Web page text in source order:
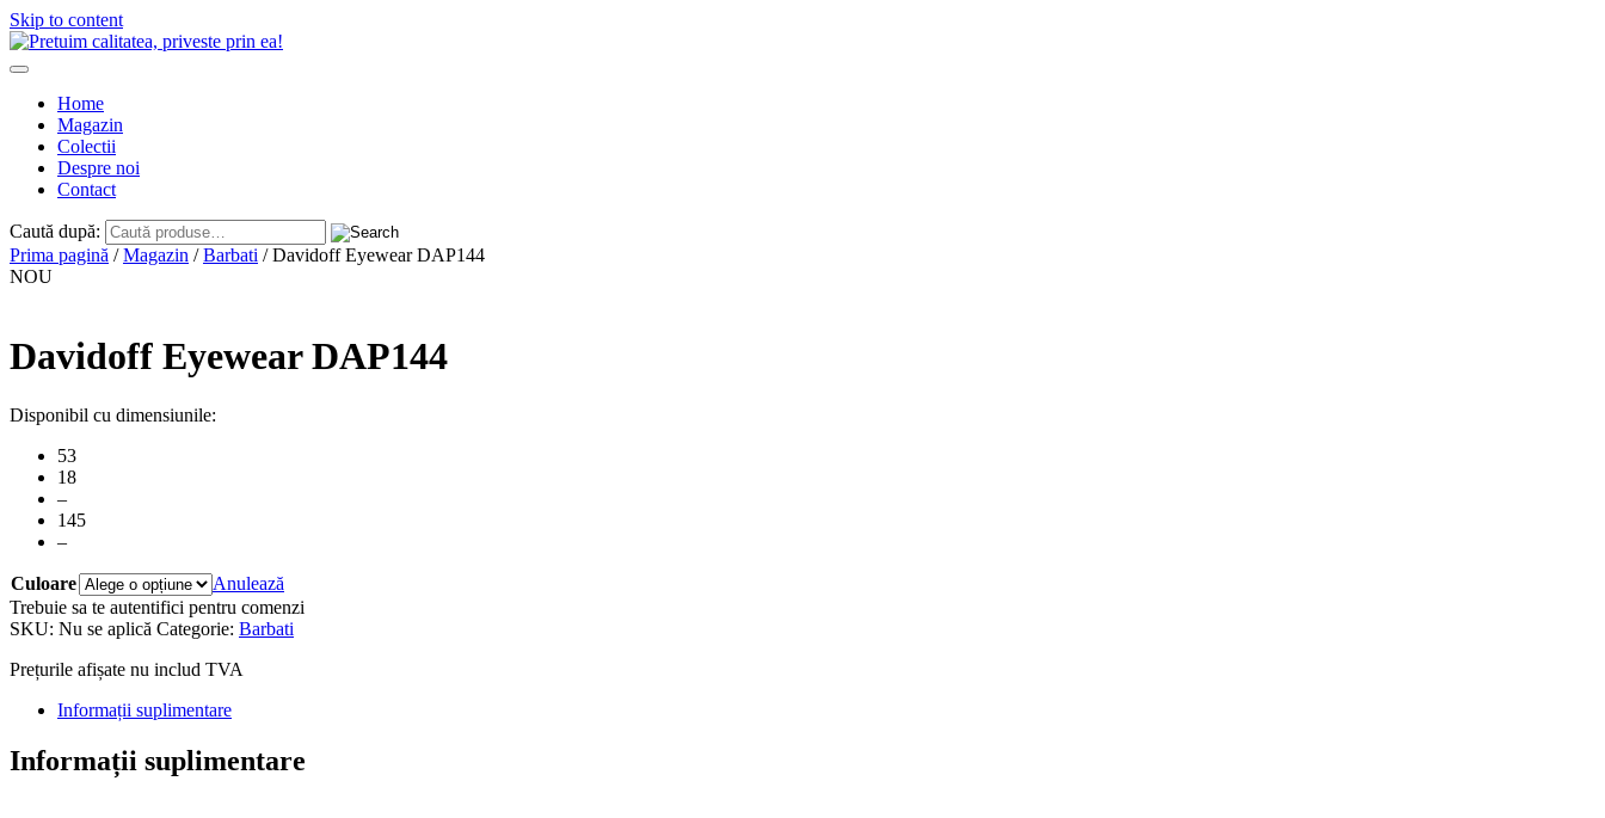
Skip to content
Home
Magazin
Colectii
Despre noi
Contact
Caută după:
Prima pagină /Magazin /Barbati / Davidoff Eyewear DAP144
NOU
Davidoff Eyewear DAP144
Disponibil cu dimensiunile:
53
18
–
145
–
Culoare
Anulează
Trebuie sa te autentifici pentru comenzi
SKU: Nu se aplică Categorie: Barbati
Prețurile afișate nu includ TVA
Informații suplimentare
Informații suplimentare